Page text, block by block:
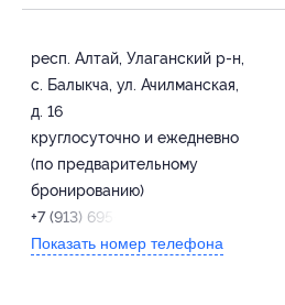
респ. Алтай, Улаганский р-н,
с. Балыкча, ул. Ачилманская,
д. 16
круглосуточно и ежедневно
(по предварительному
бронированию)
+7 (913) 695-97-96
Показать номер телефона